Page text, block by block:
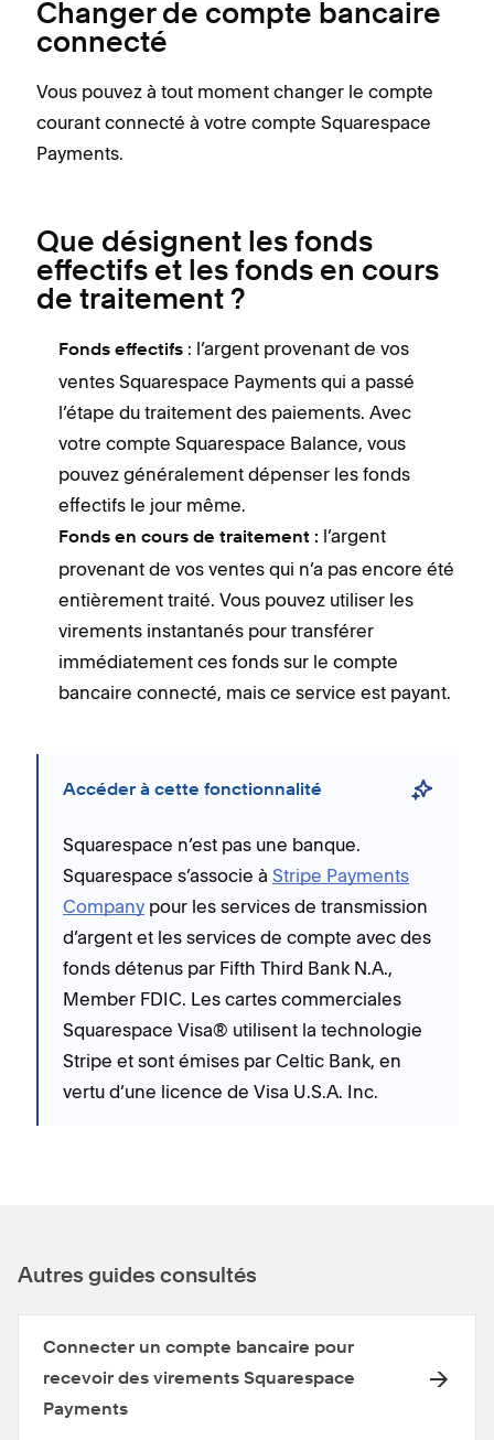
Changer de compte bancaire
connecté
Vous pouvez à tout moment changer le compte
courant connecté à votre compte Squarespace
Payments.
Que désignent les fonds
effectifs et les fonds en cours
de traitement ?
Fonds effectifs : l’argent provenant de vos
ventes Squarespace Payments qui a passé
l’étape du traitement des paiements. Avec
votre compte Squarespace Balance, vous
pouvez généralement dépenser les fonds
effectifs le jour même.
Fonds en cours de traitement : l’argent
provenant de vos ventes qui n’a pas encore été
entièrement traité. Vous pouvez utiliser les
virements instantanés pour transférer
immédiatement ces fonds sur le compte
bancaire connecté, mais ce service est payant.
Accéder à cette fonctionnalité
Squarespace n’est pas une banque.
Squarespace s’associe à Stripe Payments
Company pour les services de transmission
d’argent et les services de compte avec des
fonds détenus par Fifth Third Bank N.A.,
Member FDIC. Les cartes commerciales
Squarespace Visa® utilisent la technologie
Stripe et sont émises par Celtic Bank, en
vertu d’une licence de Visa U.S.A. Inc.
Autres guides consultés
Connecter un compte bancaire pour
recevoir des virements Squarespace
Payments